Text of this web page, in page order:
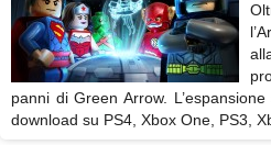
panni di Green Arrow.
download su PS4, Xbox One, PS3,